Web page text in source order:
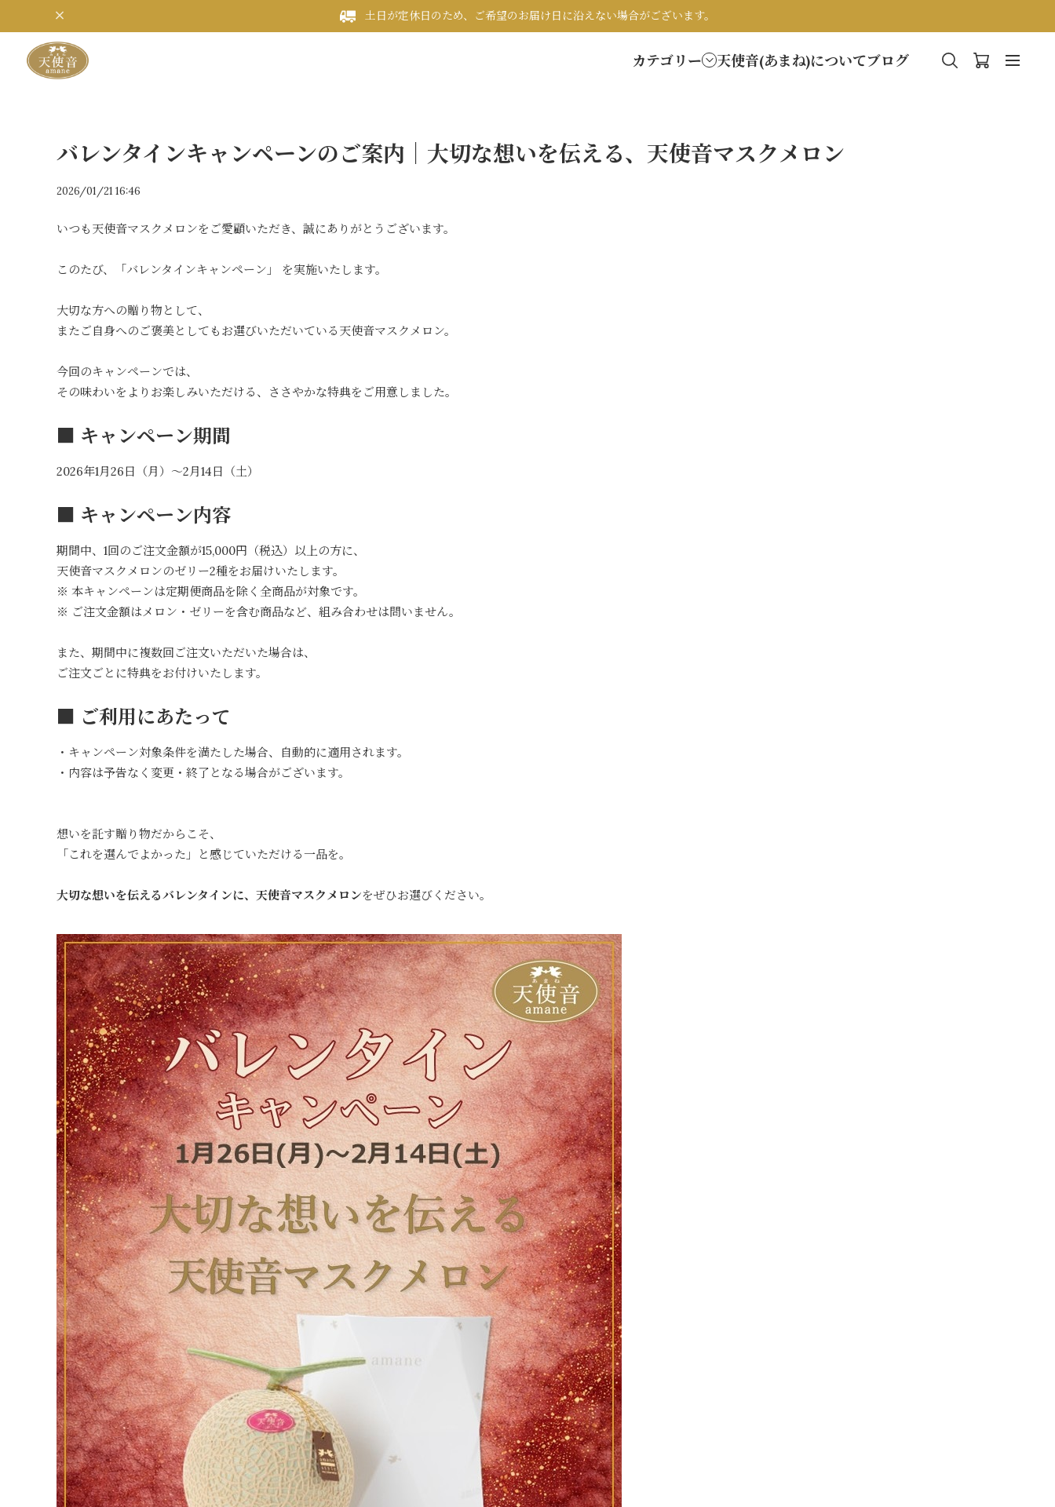
土日が定休日のため、ご希望のお届け日に沿えない場合がございます。
カテゴリー 天使音(あまね)についてブログ
バレンタインキャンペーンのご案内｜大切な想いを伝える、天使音マスクメロン
2026/01/21 16:46
いつも天使音マスクメロンをご愛顧いただき、誠にありがとうございます。
このたび、「バレンタインキャンペーン」 を実施いたします。
大切な方への贈り物として、
またご自身へのご褒美としてもお選びいただいている天使音マスクメロン。
今回のキャンペーンでは、
その味わいをよりお楽しみいただける、ささやかな特典をご用意しました。
■ キャンペーン期間
2026年1月26日（月）～2月14日（土）
■ キャンペーン内容
期間中、1回のご注文金額が15,000円（税込）以上の方に、
天使音マスクメロンのゼリー2種をお届けいたします。
※ 本キャンペーンは定期便商品を除く全商品が対象です。
※ ご注文金額はメロン・ゼリーを含む商品など、組み合わせは問いません。
また、期間中に複数回ご注文いただいた場合は、
ご注文ごとに特典をお付けいたします。
■ ご利用にあたって
・キャンペーン対象条件を満たした場合、自動的に適用されます。
・内容は予告なく変更・終了となる場合がございます。
想いを託す贈り物だからこそ、
「これを選んでよかった」と感じていただける一品を。
大切な想いを伝えるバレンタインに、天使音マスクメロンをぜひお選びください。